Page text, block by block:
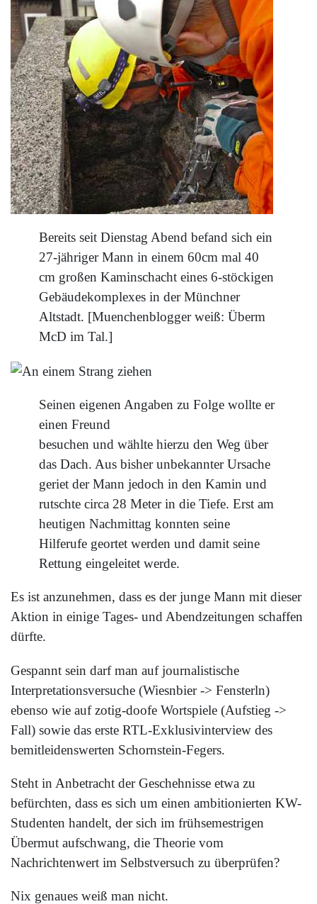
Bereits seit Dienstag Abend befand sich ein
27-jähriger Mann in einem 60cm mal 40
cm großen Kaminschacht eines 6-stöckigen
Gebäudekomplexes in der Münchner
Altstadt. [Muenchenblogger weiß: Überm
McD im Tal.]
Seinen eigenen Angaben zu Folge wollte er
einen Freund
besuchen und wählte hierzu den Weg über
das Dach. Aus bisher unbekannter Ursache
geriet der Mann jedoch in den Kamin und
rutschte circa 28 Meter in die Tiefe. Erst am
heutigen Nachmittag konnten seine
Hilferufe geortet werden und damit seine
Rettung eingeleitet werde.
Es ist anzunehmen, dass es der junge Mann mit dieser
Aktion in einige Tages- und Abendzeitungen schaffen
dürfte.
Gespannt sein darf man auf journalistische
Interpretationsversuche (Wiesnbier -> Fensterln)
ebenso wie auf zotig-doofe Wortspiele (Aufstieg ->
Fall) sowie das erste RTL-Exklusivinterview des
bemitleidenswerten Schornstein-Fegers.
Steht in Anbetracht der Geschehnisse etwa zu
befürchten, dass es sich um einen ambitionierten KW-
Studenten handelt, der sich im frühsemestrigen
Übermut aufschwang, die Theorie vom
Nachrichtenwert im Selbstversuch zu überprüfen?
Nix genaues weiß man nicht.